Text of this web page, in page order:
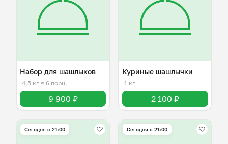
Набор для шашлыков
4,5 кг ≈ 6 порц.
9 900 ₽
Куриные шашлычки
1 кг
2 100 ₽
Сегодня с 21:00 Сегодня с 21:00